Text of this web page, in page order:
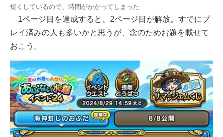
短くしているので、時間がかかってしまった
1ページ目を達成すると、2ページ目が解放。すでにプ
レイ済みの人も多いかと思うが、念のためお題を載せて
おこう。